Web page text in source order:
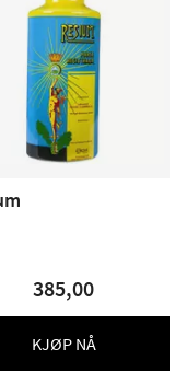
385,00
KJØP NÅ